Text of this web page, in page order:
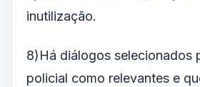
inutilização.
8)Há diálogos selecionados
policial como relevantes e